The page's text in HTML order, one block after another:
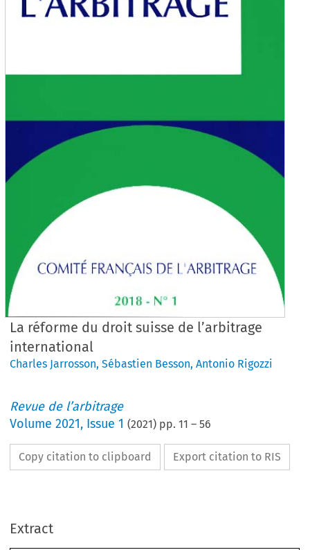
La réforme du droit suisse de l’arbitrage
international
Charles Jarrosson,Sébastien Besson,Antonio Rigozzi
Revue de l’arbitrage
Volume2021, Issue 1 (2021) pp.11 –56
Copy citation to clipboard Export citation to RIS
Extract